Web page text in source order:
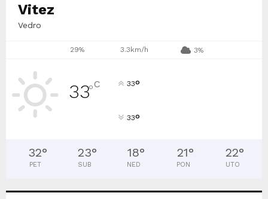
Vitez
Vedro
29% 3.3km/h 3%
33°C 33°
33°
32°
PET
23°
SUB
18°
NED
21°
PON
22°
UTO